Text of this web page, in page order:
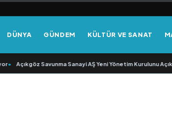
DÜNYA GÜNDEM KÜLTÜR VE SANAT
Açıkgöz Savunma Sanayi AŞ Yeni Yönetim Kurulunu